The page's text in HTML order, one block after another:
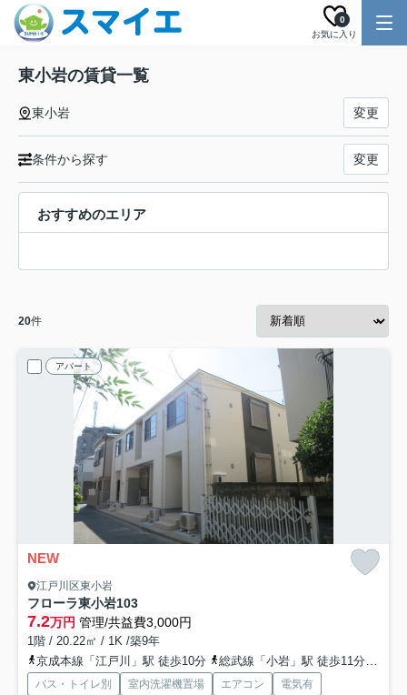
お気に入り
0
東小岩の賃貸一覧
東小岩 変更
条件から探す 変更
おすすめのエリア
20件
アパート
NEW
江戸川区東小岩
フローラ東小岩103
7.2万円 管理/共益費3,000円
1階 / 20.22㎡ / 1K /築9年
京成本線「江戸川」駅 徒歩10分
総武線「小岩」駅 徒歩11分
バス・トイレ別 室内洗濯機置場 エアコン
電気有